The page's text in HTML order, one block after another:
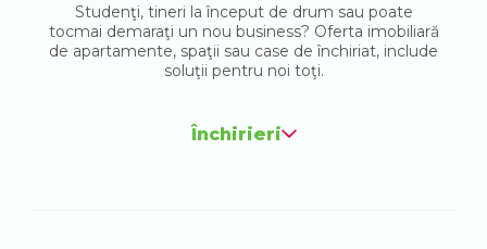
Studenţi, tineri la început de drum sau poate
tocmai demaraţi un nou business? Oferta imobiliară
de apartamente, spaţii sau case de închiriat, include
soluţii pentru noi toţi.
Închirieri